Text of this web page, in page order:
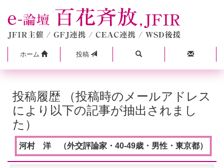
ホーム 投稿
投稿履歴 （投稿時のメールアドレス
により以下の記事が抽出されまし
た）
河村 洋 （外交評論家・40-49歳・男性・東京都）